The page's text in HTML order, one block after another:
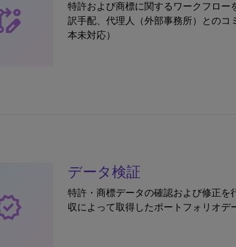
特許および商標に関するワークフロ
訳手配、代理人（外部事務所）とのコ
本未対応）
データ検証
特許・商標データの確認および修正を
収によって取得したポートフォリオデ